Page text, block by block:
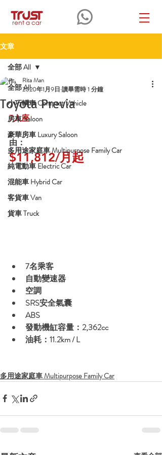
文章
全部 All
小巧轎車 Compact Vehicle
房車 Saloon
豪華房車 Luxury Saloon
多用途家庭車 Multipurpose Family Car
純電動車 Electric Car
混能車 Hybrid Car
客貨車 Van
貨車 Truck
全部 All
Toyota Previa
Rita Man
2020年1月9日 讀畢需時 1 分鐘
7人座
由：
$11,812/月起
7名乘客
自動變速器
空調
SRS安全氣囊
ABS
發動機缸容量：2,362cc
油耗：11.2km / L
多用途家庭車 Multipurpose Family Car